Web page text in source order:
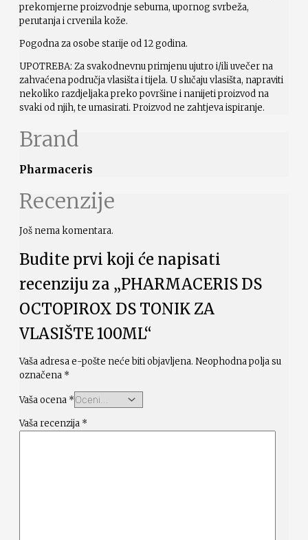
prekomjerne proizvodnje sebuma, upornog svrbeža,
perutanja i crvenila kože.
Pogodna za osobe starije od 12 godina.
UPOTREBA: Za svakodnevnu primjenu ujutro i/ili uvečer na
zahvaćena područja vlasišta i tijela. U slučaju vlasišta, napraviti
nekoliko razdjeljaka preko površine i nanijeti proizvod na
svaki od njih, te umasirati. Proizvod ne zahtjeva ispiranje.
Brand
Pharmaceris
Recenzije
Još nema komentara.
Budite prvi koji će napisati
recenziju za „PHARMACERIS DS
OCTOPIROX DS TONIK ZA
VLASIŠTE 100ML“
Vaša adresa e-pošte neće biti objavljena. Neophodna polja su
označena *
Vaša ocena *
Vaša recenzija *